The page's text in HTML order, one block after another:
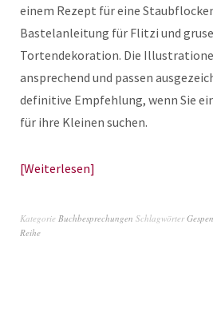
einem Rezept für eine
Bastelanleitung für Flitzi und
Tortendekoration. Die
ansprechend und passen
definitive Empfehlung, wenn Sie
für ihre Kleinen suchen.
Weiterlesen
Kategorie Buchbesprechungen Schlagwörter
Reihe